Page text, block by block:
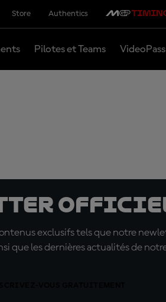
Store Authentics
Pilotes et Teams VideoPass
exclusifs tels que notre
que les dernières actualités de